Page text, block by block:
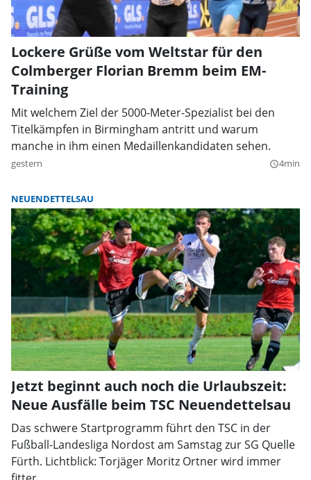
Lockere Grüße vom Weltstar für den
Colmberger Florian Bremm beim EM-
Training
Mit welchem Ziel der 5000-Meter-Spezialist bei den
Titelkämpfen in Birmingham antritt und warum
manche in ihm einen Medaillenkandidaten sehen.
gestern query_builder4min
NEUENDETTELSAU
Jetzt beginnt auch noch die Urlaubszeit:
Neue Ausfälle beim TSC Neuendettelsau
Das schwere Startprogramm führt den TSC in der
Fußball-Landesliga Nordost am Samstag zur SG Quelle
Fürth. Lichtblick: Torjäger Moritz Ortner wird immer